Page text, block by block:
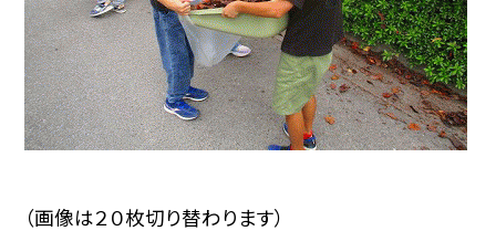
（画像は２０枚切り替わります）